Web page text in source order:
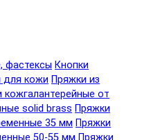
фастексы Кнопки
для кожи Пряжки из
кожгалантерейные от
solid brass Пряжки
35 мм Пряжки
50-55 мм Пряжки